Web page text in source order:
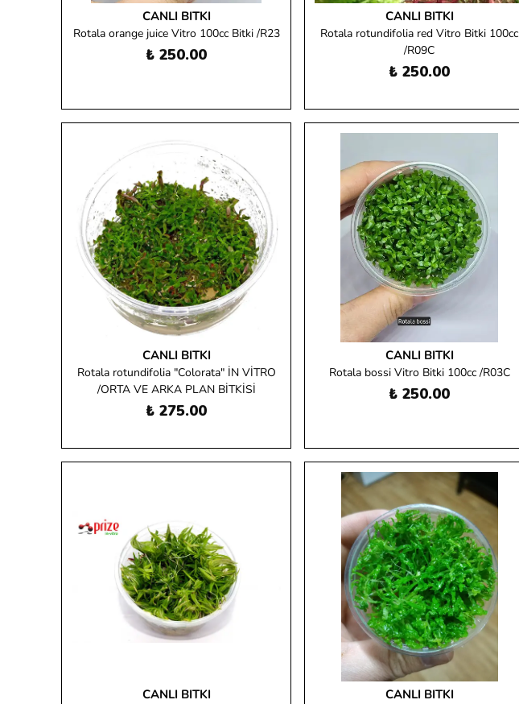
CANLI BITKI
Rotala orange juice Vitro 100cc Bitki /R23
₺ 250.00
CANLI BITKI
Rotala rotundifolia red Vitro Bitki 100cc
/R09C
₺ 250.00
CANLI BITKI
Rotala rotundifolia "Colorata" İN VİTRO
/ORTA VE ARKA PLAN BİTKİSİ
₺ 275.00
CANLI BITKI
Rotala bossi Vitro Bitki 100cc /R03C
₺ 250.00
CANLI BITKI CANLI BITKI